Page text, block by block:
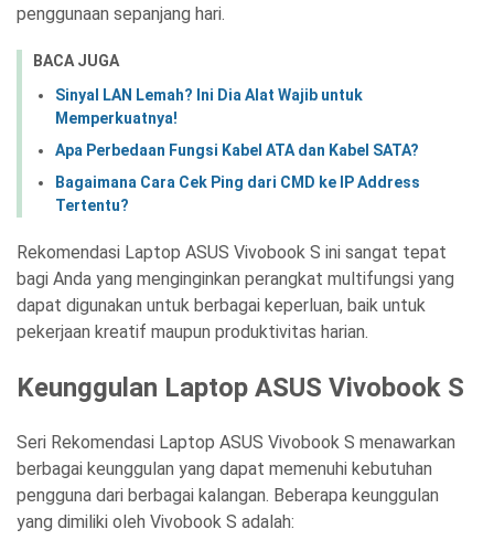
penggunaan sepanjang hari.
BACA JUGA
Sinyal LAN Lemah? Ini Dia Alat Wajib untuk
Memperkuatnya!
Apa Perbedaan Fungsi Kabel ATA dan Kabel SATA?
Bagaimana Cara Cek Ping dari CMD ke IP Address
Tertentu?
Rekomendasi Laptop ASUS Vivobook S ini sangat tepat
bagi Anda yang menginginkan perangkat multifungsi yang
dapat digunakan untuk berbagai keperluan, baik untuk
pekerjaan kreatif maupun produktivitas harian.
Keunggulan Laptop ASUS Vivobook S
Seri Rekomendasi Laptop ASUS Vivobook S menawarkan
berbagai keunggulan yang dapat memenuhi kebutuhan
pengguna dari berbagai kalangan. Beberapa keunggulan
yang dimiliki oleh Vivobook S adalah: